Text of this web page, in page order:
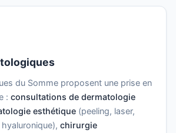
du Somme proposent une prise en
: consultations de dermatologie
esthétique (peeling, laser,
chirurgie